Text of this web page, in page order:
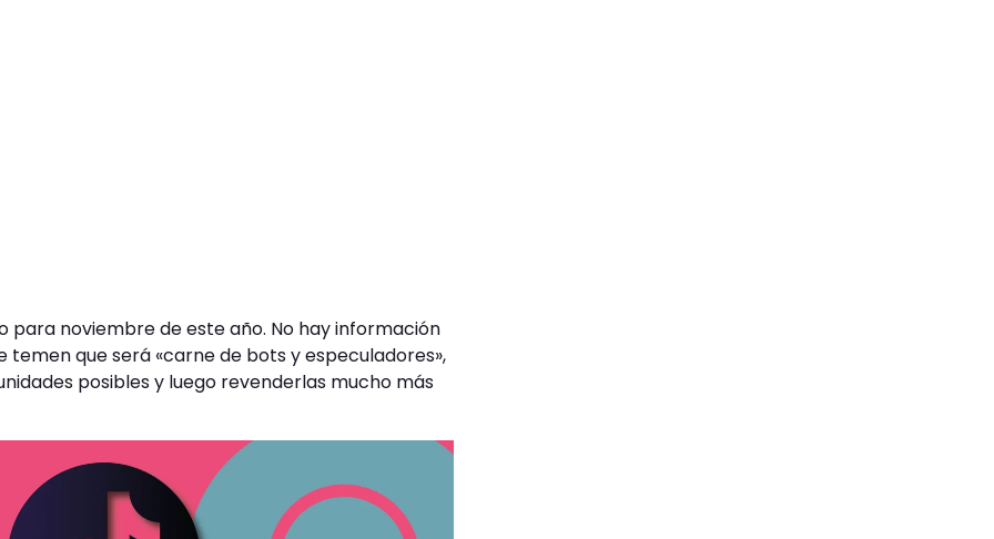
para noviembre de este año. No hay información
que será «carne de bots y especuladores»,
posibles y luego revenderlas mucho más